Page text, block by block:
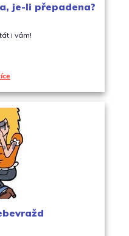
je-li přepadena?
i vám!